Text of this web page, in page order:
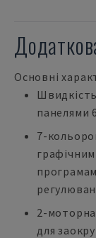
Основні
панелями
7-
2-моторна
для